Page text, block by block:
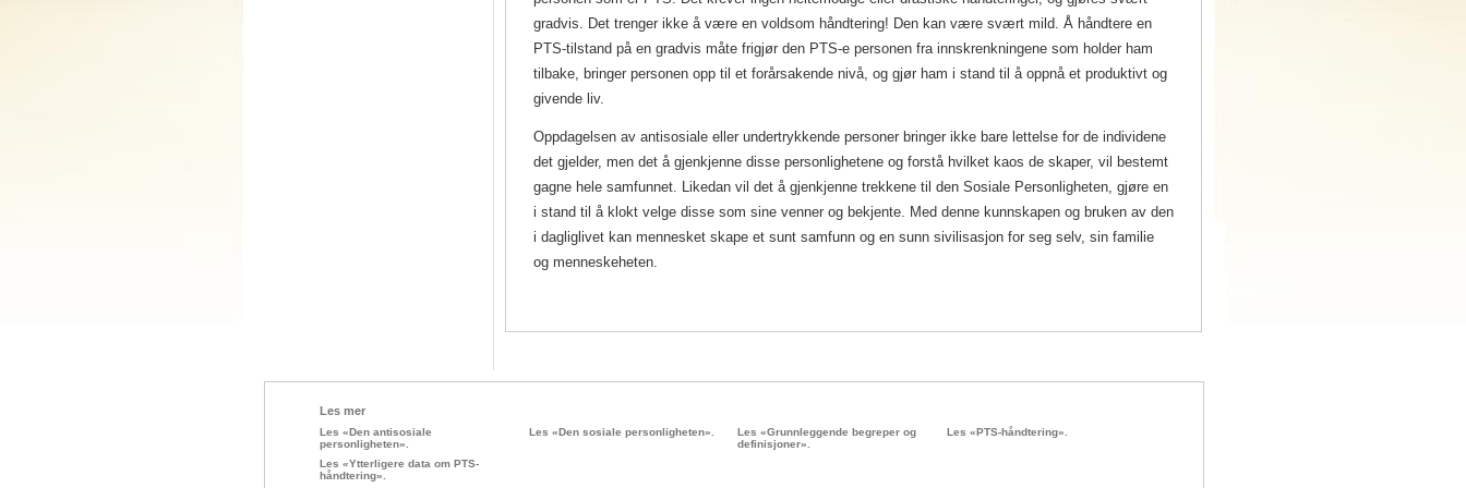
gradvis. Det trenger ikke å være en voldsom håndtering! Den kan være svært mild. Å håndtere en
PTS-tilstand på en gradvis måte frigjør den PTS-e personen fra innskrenkningene som holder ham
tilbake, bringer personen opp til et forårsakende nivå, og gjør ham i stand til å oppnå et produktivt og
givende liv.
Oppdagelsen av antisosiale eller undertrykkende personer bringer ikke bare lettelse for de individene
det gjelder, men det å gjenkjenne disse personlighetene og forstå hvilket kaos de skaper, vil bestemt
gagne hele samfunnet. Likedan vil det å gjenkjenne trekkene til den Sosiale Personligheten, gjøre en
i stand til å klokt velge disse som sine venner og bekjente. Med denne kunnskapen og bruken av den
i dagliglivet kan mennesket skape et sunt samfunn og en sunn sivilisasjon for seg selv, sin familie
og menneskeheten.
Les mer
Les «Den antisosiale
personligheten».
Les «Ytterligere data om PTS-
håndtering».
Les «Den sosiale personligheten».
Les «Grunnleggende begreper og
definisjoner».
Les «PTS-håndtering».